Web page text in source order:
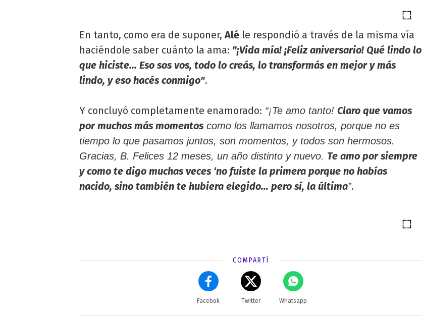
En tanto, como era de suponer,Alé le respondió a través de la misma vía
haciéndole saber cuánto la ama: "¡Vida mía! ¡Feliz aniversario! Qué lindo lo
que hiciste... Eso sos vos, todo lo creás, lo transformás en mejor y más
lindo, y eso hacés conmigo".
Y concluyó completamente enamorado: “¡Te amo tanto! Claro que vamos
por muchos más momentos como los llamamos nosotros, porque no es
tiempo lo que pasamos juntos, son momentos, y todos son hermosos.
Gracias, B. Felices 12 meses, un año distinto y nuevo. Te amo por siempre
y como te digo muchas veces ‘no fuiste la primera porque no habías
nacido, sino también te hubiera elegido... pero sí, la última”.
COMPARTÍ
Facebok Twitter Whatsapp